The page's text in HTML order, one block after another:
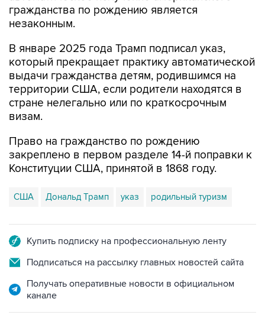
гражданства по рождению является
незаконным.
В январе 2025 года Трамп подписал указ,
который прекращает практику автоматической
выдачи гражданства детям, родившимся на
территории США, если родители находятся в
стране нелегально или по краткосрочным
визам.
Право на гражданство по рождению
закреплено в первом разделе 14-й поправки к
Конституции США, принятой в 1868 году.
США Дональд Трамп указ родильный туризм
Купить подписку на профессиональную ленту
Подписаться на рассылку главных новостей сайта
Получать оперативные новости в официальном
канале